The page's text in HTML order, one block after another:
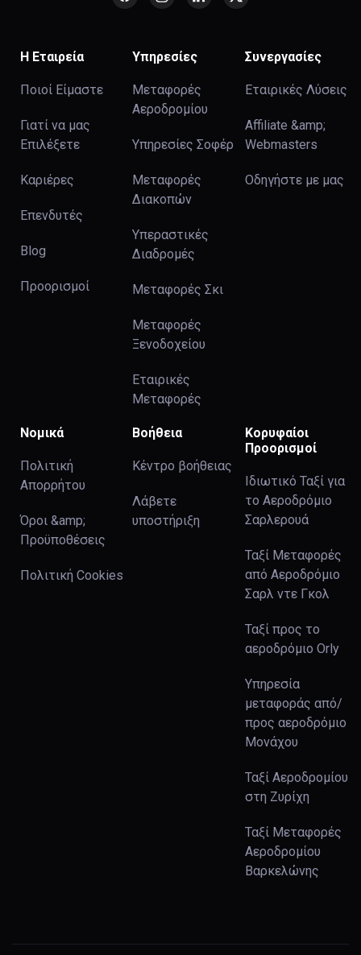
Η Εταιρεία
Ποιοί Είμαστε
Γιατί να μας
Επιλέξετε
Καριέρες
Επενδυτές
Blog
Προορισμοί
Υπηρεσίες
Μεταφορές
Αεροδρομίου
Υπηρεσίες Σοφέρ
Μεταφορές
Διακοπών
Υπεραστικές
Διαδρομές
Μεταφορές Σκι
Μεταφορές
Ξενοδοχείου
Εταιρικές
Μεταφορές
Συνεργασίες
Εταιρικές Λύσεις
Affiliate &amp;
Webmasters
Οδηγήστε με μας
Νομικά
Πολιτική
Απορρήτου
Όροι &amp;
Προϋποθέσεις
Πολιτική Cookies
Βοήθεια
Κέντρο βοήθειας
Λάβετε
υποστήριξη
Κορυφαίοι
Προορισμοί
Ιδιωτικό Ταξί για
το Αεροδρόμιο
Σαρλερουά
Ταξί Μεταφορές
από Αεροδρόμιο
Σαρλ ντε Γκολ
Ταξί προς το
αεροδρόμιο Orly
Υπηρεσία
μεταφοράς από/
προς αεροδρόμιο
Μονάχου
Ταξί Αεροδρομίου
στη Ζυρίχη
Ταξί Μεταφορές
Αεροδρομίου
Βαρκελώνης